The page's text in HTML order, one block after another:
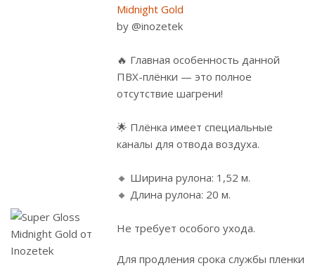
Midnight Gold
by @inozetek
🔥 Главная особенность данной
ПВХ-плёнки — это полное
отсутствие шагрени!
🌟 Плёнка имеет специальные
каналы для отвода воздуха.
🔸 Ширина рулона: 1,52 м.
🔸 Длина рулона: 20 м.
Не требует особого ухода.
Для продления срока службы пленки